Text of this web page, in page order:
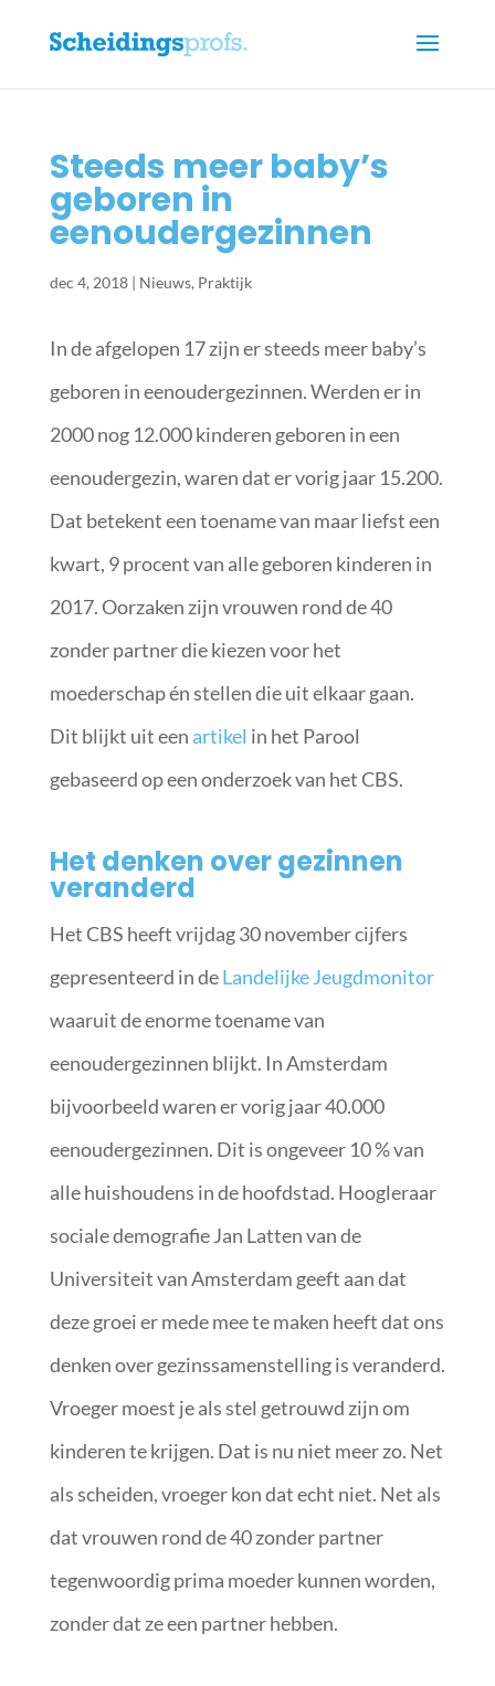
Steeds meer baby’s
geboren in
eenoudergezinnen
dec 4, 2018| Nieuws, Praktijk
In de afgelopen 17 zijn er steeds meer baby’s
geboren in eenoudergezinnen. Werden er in
2000 nog 12.000 kinderen geboren in een
eenoudergezin, waren dat er vorig jaar 15.200.
Dat betekent een toename van maar liefst een
kwart, 9 procent van alle geboren kinderen in
2017. Oorzaken zijn vrouwen rond de 40
zonder partner die kiezen voor het
moederschap én stellen die uit elkaar gaan.
Dit blijkt uit een artikel in het Parool
gebaseerd op een onderzoek van het CBS.
Het denken over gezinnen
veranderd
Het CBS heeft vrijdag 30 november cijfers
gepresenteerd in deLandelijke Jeugdmonitor
waaruit de enorme toename van
eenoudergezinnen blijkt. In Amsterdam
bijvoorbeeld waren er vorig jaar 40.000
eenoudergezinnen. Dit is ongeveer 10 % van
alle huishoudens in de hoofdstad. Hoogleraar
sociale demografie Jan Latten van de
Universiteit van Amsterdam geeft aan dat
deze groei er mede mee te maken heeft dat ons
denken over gezinssamenstelling is veranderd.
Vroeger moest je als stel getrouwd zijn om
kinderen te krijgen. Dat is nu niet meer zo. Net
als scheiden, vroeger kon dat echt niet. Net als
dat vrouwen rond de 40 zonder partner
tegenwoordig prima moeder kunnen worden,
zonder dat ze een partner hebben.